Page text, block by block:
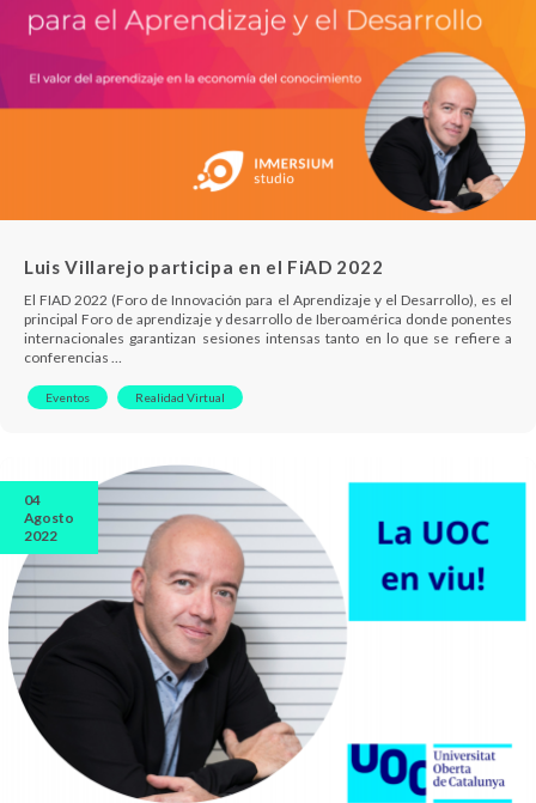
Luis Villarejo participa en el FiAD 2022
El FIAD 2022 (Foro de Innovación para el Aprendizaje y el Desarrollo), es el
principal Foro de aprendizaje y desarrollo de Iberoamérica donde ponentes
internacionales garantizan sesiones intensas tanto en lo que se refiere a
conferencias …
Eventos Realidad Virtual
04
Agosto
2022